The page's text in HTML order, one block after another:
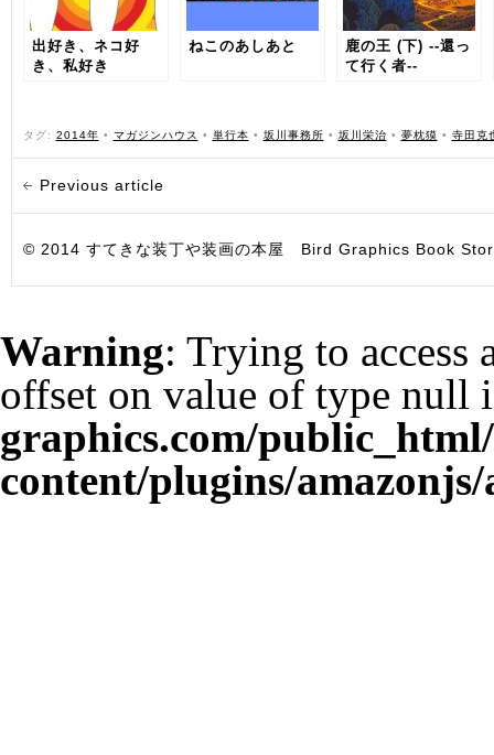
出好き、ネコ好
き、私好き
ねこのあしあと
鹿の王 (下) ‐‐還っ
て行く者‐‐
タグ: 2014年 • マガジンハウス • 単行本 • 坂川事務所 • 坂川栄治 • 夢枕獏 • 寺田克
Previous article
© 2014 すてきな装丁や装画の本屋 Bird Graphics Book
Warning: Trying to access
offset on value of type null
graphics.com/
content/plugins/